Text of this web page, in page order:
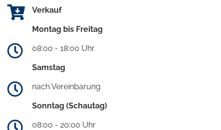
Verkauf
Montag bis Freitag
08:00 - 18:00 Uhr
Samstag
nach Vereinbarung
Sonntag (Schautag)
08:00 - 20:00 Uhr